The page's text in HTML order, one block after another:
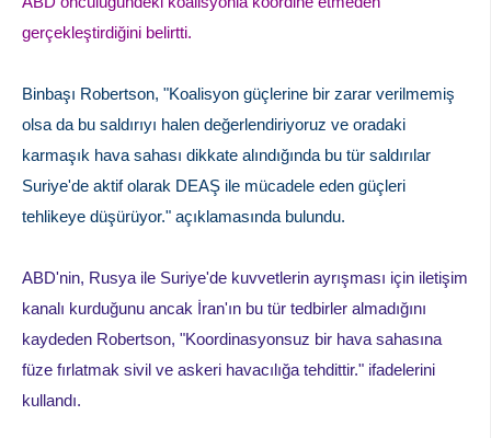
gerçekleştirdiğini belirtti.
Binbaşı Robertson, "Koalisyon güçlerine bir zarar verilmemiş
olsa da bu saldırıyı halen değerlendiriyoruz ve oradaki
karmaşık hava sahası dikkate alındığında bu tür saldırılar
Suriye'de aktif olarak DEAŞ ile mücadele eden güçleri
tehlikeye düşürüyor." açıklamasında bulundu.
ABD'nin, Rusya ile Suriye'de kuvvetlerin ayrışması için iletişim
kanalı kurduğunu ancak İran'ın bu tür tedbirler almadığını
kaydeden Robertson, "Koordinasyonsuz bir hava sahasına
füze fırlatmak sivil ve askeri havacılığa tehdittir." ifadelerini
kullandı.